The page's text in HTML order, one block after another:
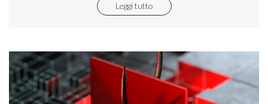
Leggi tutto